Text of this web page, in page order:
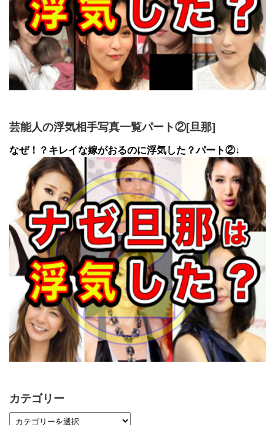
芸能人の浮気相手写真一覧パート②[旦那]
なぜ！？キレイな嫁がおるのに浮気した？パート②↓
カテゴリー